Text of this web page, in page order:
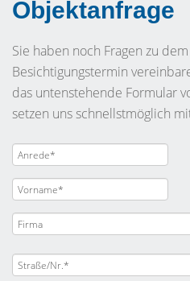
Objektanfrage
Sie haben noch Fragen zu
Besichtigungstermin
das untenstehende Formular
setzen uns schnellstmöglich